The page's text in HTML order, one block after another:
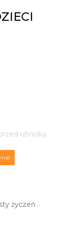
obniżką
życzeń